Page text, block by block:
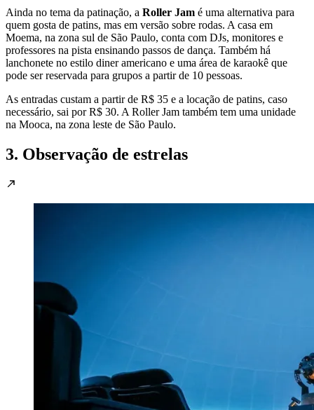
Ainda no tema da patinação, a Roller Jam é uma alternativa para
quem gosta de patins, mas em versão sobre rodas. A casa em
Moema, na zona sul de São Paulo, conta com DJs, monitores e
professores na pista ensinando passos de dança. Também há
lanchonete no estilo diner americano e uma área de karaokê que
pode ser reservada para grupos a partir de 10 pessoas.
As entradas custam a partir de R$ 35 e a locação de patins, caso
necessário, sai por R$ 30. A Roller Jam também tem uma unidade
na Mooca, na zona leste de São Paulo.
3. Observação de estrelas